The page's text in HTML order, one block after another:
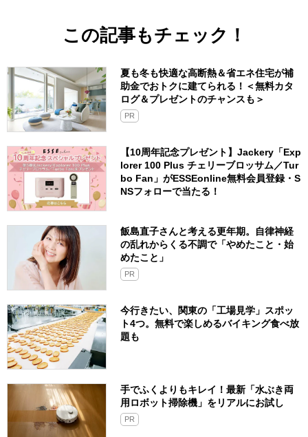
この記事もチェック！
夏も冬も快適な高断熱＆省エネ住宅が補
助金でおトクに建てられる！＜無料カタ
ログ＆プレゼントのチャンスも＞
PR
【10周年記念プレゼント】Jackery「Exp
lorer 100 Plus チェリーブロッサム／Tur
bo Fan」がESSEonline無料会員登録・S
NSフォローで当たる！
飯島直子さんと考える更年期。自律神経
の乱れからくる不調で「やめたこと・始
めたこと」
PR
今行きたい、関東の「工場見学」スポッ
ト4つ。無料で楽しめるバイキング食べ放
題も
手でふくよりもキレイ！最新「水ぶき両
用ロボット掃除機」をリアルにお試し
PR